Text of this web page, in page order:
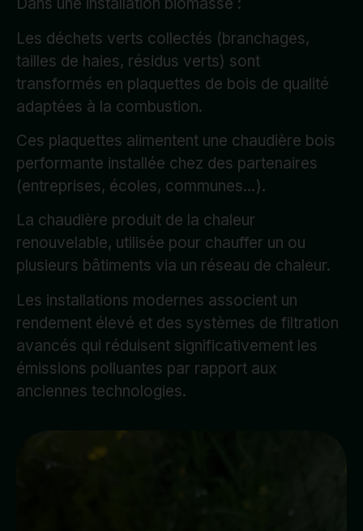
Dans une installation biomasse :
Les déchets verts collectés (branchages,
tailles de haies, résidus verts) sont
transformés en plaquettes de bois de qualité
adaptées à la combustion.
Ces plaquettes alimentent une chaudière bois
performante installée chez des partenaires
(entreprises, écoles, communes…).
La chaudière produit de la chaleur
renouvelable, utilisée pour chauffer un ou
plusieurs bâtiments via un réseau de chaleur.
Les installations modernes associent un
rendement élevé et des systèmes de filtration
avancés qui réduisent significativement les
émissions polluantes par rapport aux
anciennes technologies.